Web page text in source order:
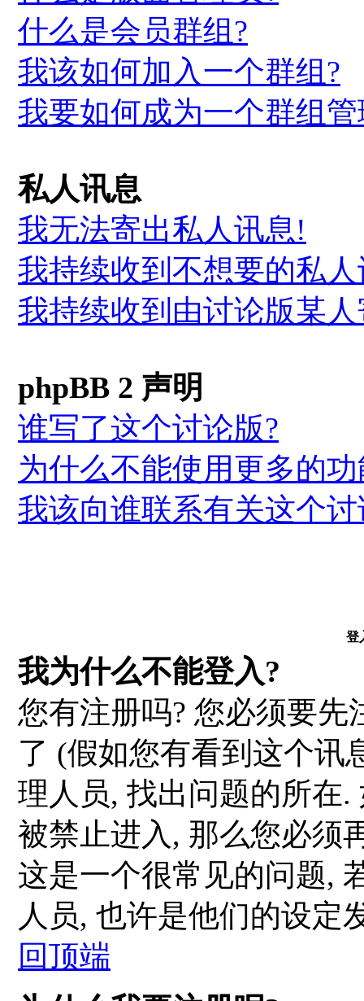
什么是会员群组?
我该如何加入一个群组?
我要如何成为一个群组管
私人讯息
我无法寄出私人讯息!
我持续收到不想要的私
我持续收到由讨论版某
phpBB 2 声明
谁写了这个讨论版?
为什么不能使用更多的功
我该向谁联系有关这个
登
我为什么不能登入?
您有注册吗? 您必须要
了 (假如您有看到这个讯
理人员, 找出问题的所在
被禁止进入, 那么您必须
这是一个很常见的问题,
人员, 也许是他们的设定
回顶端